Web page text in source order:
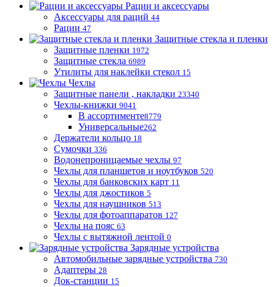
Рации и аксессуары
Аксессуары для раций 44
Рации 47
Защитные стекла и пленки
Защитные пленки 1972
Защитные стекла 6989
Утилиты для наклейки стекол 15
Чехлы
Защитные панели , накладки 23340
Чехлы-книжки 9041
В ассортименте8779
Универсальные262
Держатели кольцо 18
Сумочки 336
Водонепроницаемые чехлы 97
Чехлы для планшетов и ноутбуков 520
Чехлы для банковских карт 11
Чехлы для джостиков 5
Чехлы для наушников 513
Чехлы для фотоаппаратов 127
Чехлы на пояс 63
Чехлы с вытяжной лентой 0
Зарядные устройства
Автомобильные зарядные устройства 730
Адаптеры 28
Док-станции 15